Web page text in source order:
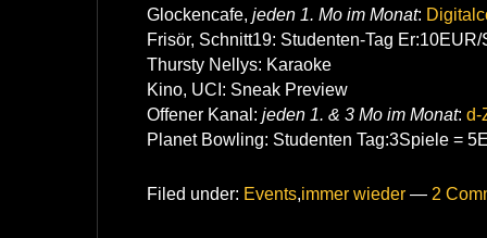
Glockencafe, jeden 1. Mo im Monat:
Frisör, Schnitt19: Studenten-Tag
Thursty Nellys: Karaoke
Kino, UCI: Sneak Preview
Offener Kanal: jeden 1. & 3 Mo im Monat: d-
Planet Bowling: Studenten Tag:3Spiele =
Filed under: Events,immer wieder — 2